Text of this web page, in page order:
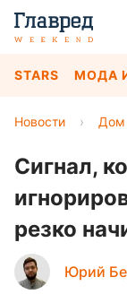
STARS МОДА
Новости › Дом
Сигнал,
резко
Юрий